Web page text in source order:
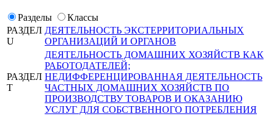
Разделы
Классы
РАЗДЕЛ
U
ДЕЯТЕЛЬНОСТЬ ЭКСТЕРРИТОРИАЛЬНЫХ
ОРГАНИЗАЦИЙ И ОРГАНОВ
РАЗДЕЛ
T
ДЕЯТЕЛЬНОСТЬ ДОМАШНИХ ХОЗЯЙСТВ КАК
РАБОТОДАТЕЛЕЙ;
НЕДИФФЕРЕНЦИРОВАННАЯ ДЕЯТЕЛЬНОСТЬ
ЧАСТНЫХ ДОМАШНИХ ХОЗЯЙСТВ ПО
ПРОИЗВОДСТВУ ТОВАРОВ И ОКАЗАНИЮ
УСЛУГ ДЛЯ СОБСТВЕННОГО ПОТРЕБЛЕНИЯ